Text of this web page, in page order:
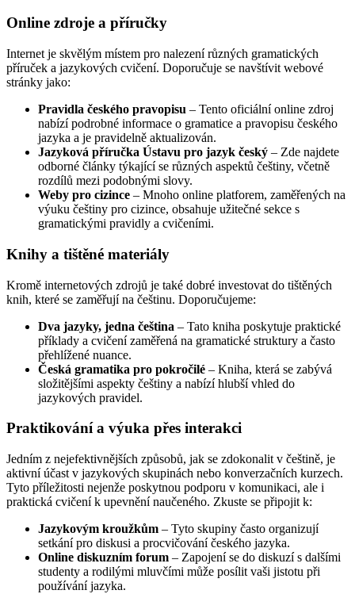
Online zdroje a příručky
Internet je skvělým místem pro nalezení různých gramatických
příruček a jazykových cvičení. Doporučuje se navštívit webové
stránky jako:
Pravidla českého pravopisu – Tento oficiální online zdroj
nabízí podrobné informace o gramatice a pravopisu českého
jazyka a je pravidelně aktualizován.
Jazyková příručka Ústavu pro jazyk český – Zde najdete
odborné články týkající se různých aspektů češtiny, včetně
rozdílů mezi podobnými slovy.
Weby pro cizince – Mnoho online platforem, zaměřených na
výuku češtiny pro cizince, obsahuje užitečné sekce s
gramatickými pravidly a cvičeními.
Knihy a tištěné materiály
Kromě internetových zdrojů je také dobré investovat do tištěných
knih, které se zaměřují na češtinu. Doporučujeme:
Dva jazyky, jedna čeština – Tato kniha poskytuje praktické
příklady a cvičení zaměřená na gramatické struktury a často
přehlížené nuance.
Česká gramatika pro pokročilé – Kniha, která se zabývá
složitějšími aspekty češtiny a nabízí hlubší vhled do
jazykových pravidel.
Praktikování a výuka přes interakci
Jedním z nejefektivnějších způsobů, jak se zdokonalit v češtině, je
aktivní účast v jazykových skupinách nebo konverzačních kurzech.
Tyto příležitosti nejenže poskytnou podporu v komunikaci, ale i
praktická cvičení k upevnění naučeného. Zkuste se připojit k:
Jazykovým kroužkům – Tyto skupiny často organizují
setkání pro diskusi a procvičování českého jazyka.
Online diskuzním forum – Zapojení se do diskuzí s dalšími
studenty a rodilými mluvčími může posílit vaši jistotu při
používání jazyka.